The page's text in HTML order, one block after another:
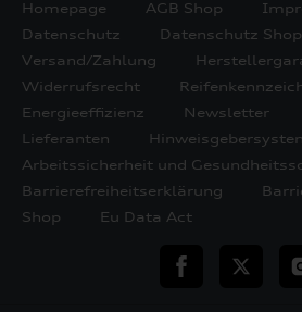
Homepage AGB Shop
Datenschutz
Datenschutz Shop
Versand/Zahlung
Widerrufsrecht
Energieeffizienz
Newsletter
Lieferanten
Arbeitssicherheit und
Barrierefreiheitserklärung
Shop
Eu Data Act
teilen Twitter